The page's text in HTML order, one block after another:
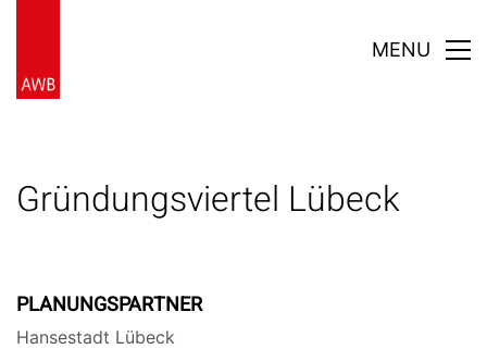
MENU
Gründungsviertel Lübeck
PLANUNGSPARTNER
Hansestadt Lübeck